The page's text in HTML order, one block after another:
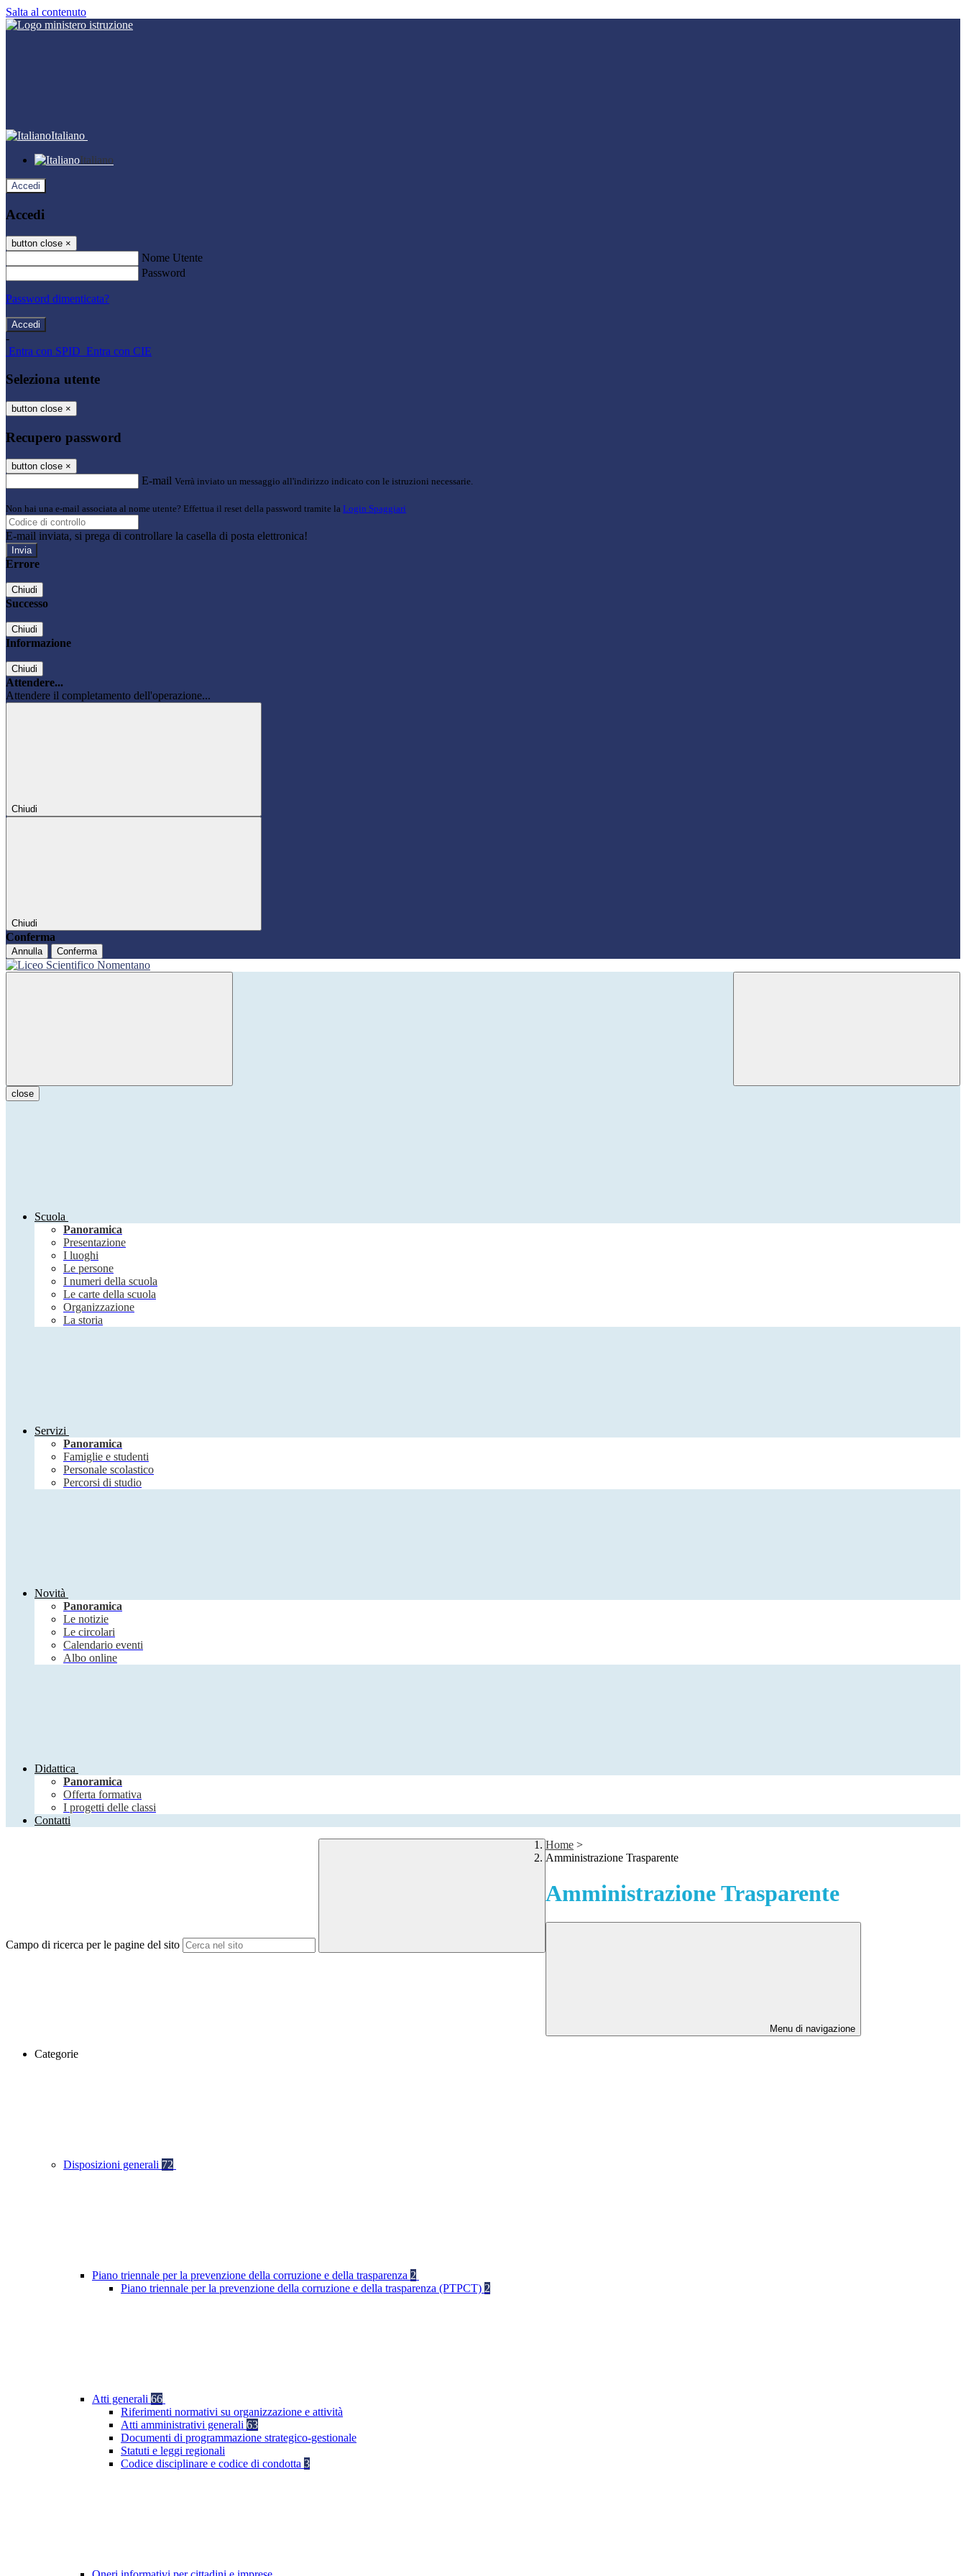
Salta al contenuto
Italiano
Italiano
Accedi
Accedi
button close ×
Nome Utente
Password
Password dimenticata?
-
Entra con SPID Entra con CIE
Seleziona utente
button close ×
Recupero password
button close ×
E-mail Verrà inviato un messaggio all'indirizzo indicato con le istruzioni necessarie.
Non hai una e-mail associata al nome utente? Effettua il reset della password tramite la Login Spaggiari
E-mail inviata, si prega di controllare la casella di posta elettronica!
Errore
Chiudi
Successo
Chiudi
Informazione
Chiudi
Attendere...
Attendere il completamento dell'operazione...
Chiudi
Chiudi
Conferma
Annulla Conferma
close
Scuola
Panoramica
Presentazione
I luoghi
Le persone
I numeri della scuola
Le carte della scuola
Organizzazione
La storia
Servizi
Panoramica
Famiglie e studenti
Personale scolastico
Percorsi di studio
Novità
Panoramica
Le notizie
Le circolari
Calendario eventi
Albo online
Didattica
Panoramica
Offerta formativa
I progetti delle classi
Contatti
Campo di ricerca per le pagine del sito
Home >
Amministrazione Trasparente
Amministrazione Trasparente
Menu di navigazione
Categorie
Disposizioni generali 72
Piano triennale per la prevenzione della corruzione e della trasparenza 2
Piano triennale per la prevenzione della corruzione e della trasparenza (PTPCT) 2
Atti generali 66
Riferimenti normativi su organizzazione e attività
Atti amministrativi generali 63
Documenti di programmazione strategico-gestionale
Statuti e leggi regionali
Codice disciplinare e codice di condotta 3